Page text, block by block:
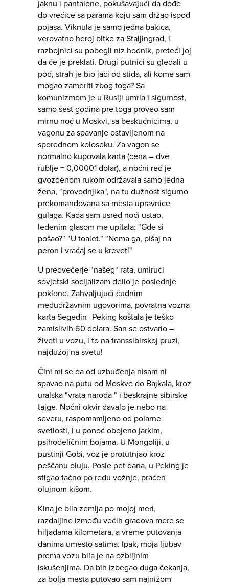
jaknu i pantalone, pokušavajući da dođe
do vrećice sa parama koju sam držao ispod
pojasa. Viknula je samo jedna bakica,
verovatno heroj bitke za Staljingrad, i
razbojnici su pobegli niz hodnik, preteći joj
da će je preklati. Drugi putnici su gledali u
pod, strah je bio jači od stida, ali kome sam
mogao zameriti zbog toga? Sa
komunizmom je u Rusiji umrla i sigurnost,
samo šest godina pre toga proveo sam
mirnu noć u Moskvi, sa beskućnicima, u
vagonu za spavanje ostavljenom na
sporednom koloseku. Za vagon se
normalno kupovala karta (cena – dve
rublje = 0,00001 dolar), a noćni red je
gvozdenom rukom održavala samo jedna
žena, "provodnjika", na tu dužnost sigurno
prekomandovana sa mesta upravnice
gulaga. Kada sam usred noći ustao,
ledenim glasom me upitala: "Gde si
pošao?" "U toalet." "Nema ga, pišaj na
peron i vraćaj se u krevet!"
U predvečerje "našeg" rata, umirući
sovjetski socijalizam delio je poslednje
poklone. Zahvaljujući čudnim
međudržavnim ugovorima, povratna vozna
karta Segedin–Peking koštala je teško
zamislivih 60 dolara. San se ostvario –
živeti u vozu, i to na transsibirskoj pruzi,
najdužoj na svetu!
Čini mi se da od uzbuđenja nisam ni
spavao na putu od Moskve do Bajkala, kroz
uralska "vrata naroda " i beskrajne sibirske
tajge. Noćni okvir davalo je nebo na
severu, raspomamljeno od polarne
svetlosti, i u ponoć obojeno jarkim,
psihodeličnim bojama. U Mongoliji, u
pustinji Gobi, voz je protutnjao kroz
peščanu oluju. Posle pet dana, u Peking je
stigao tačno po redu vožnje, praćen
olujnom kišom.
Kina je bila zemlja po mojoj meri,
razdaljine između većih gradova mere se
hiljadama kilometara, a vreme putovanja
danima umesto satima. Ipak, moja ljubav
prema vozu bila je na ozbiljnim
iskušenjima. Da bih izbegao duga čekanja,
za bolja mesta putovao sam najnižom